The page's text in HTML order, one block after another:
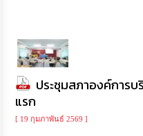
ประชุมสภาองค์การ
แรก
[ 19 กุมภาพันธ์ 2569 ]